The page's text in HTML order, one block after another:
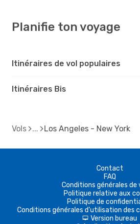
Planifie ton voyage
Itinéraires de vol populaires
Itinéraires Bis
Vols Los Angeles - New York
Contact
FAQ
Conditions générales de
Politique relative aux
Politique de
Conditions générales d'utilisation des
d Version bureau